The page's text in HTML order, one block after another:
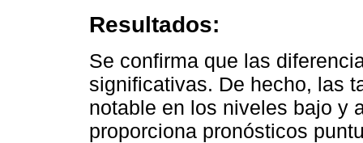
Resultados:
Se confirma que las
significativas. De hecho, las
notable en los niveles bajo y
proporciona pronósticos